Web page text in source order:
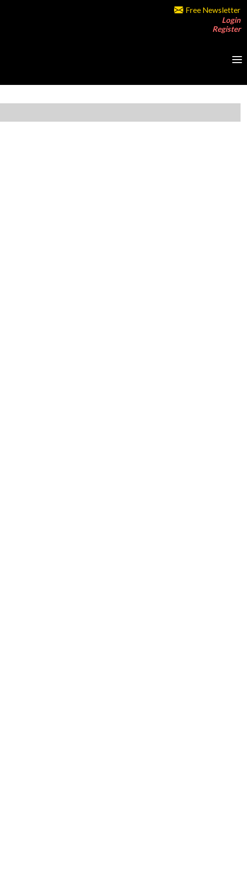
Free Newsletter
Login
Register